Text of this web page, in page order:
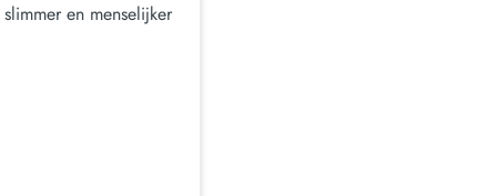
en menselijker